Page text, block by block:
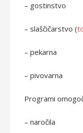
– gostinstvo
– slaščičarstvo (
– pekarna
– pivovarna
Programi
– naročila